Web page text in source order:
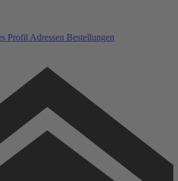
Profil Adressen Bestellungen